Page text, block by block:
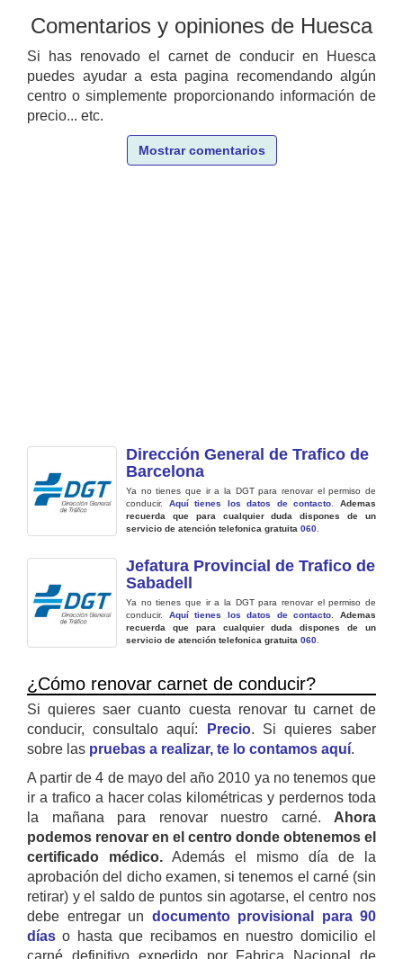
Comentarios y opiniones de Huesca
Si has renovado el carnet de conducir en Huesca
puedes ayudar a esta pagina recomendando algún
centro o simplemente proporcionando información de
precio... etc.
Mostrar comentarios
Dirección General de Trafico de
Barcelona
Ya no tienes que ir a la DGT para renovar el permiso de
conducir. Aquí tienes los datos de contacto .Ademas
recuerda que para cualquier duda dispones de un
servicio de atención telefonica gratuita 060
Jefatura Provincial de Trafico de
Sabadell
Ya no tienes que ir a la DGT para renovar el permiso de
conducir. Aquí tienes los datos de contacto .Ademas
recuerda que para cualquier duda dispones de un
servicio de atención telefonica gratuita 060
¿Cómo renovar carnet de conducir?
Si quieres saer cuanto cuesta renovar tu carnet de
conducir, consultalo aquí:
Precio. Si quieres saber
sobre las pruebas a realizar, te lo contamos aquí.
A partir de 4 de mayo del año 2010 ya no tenemos que
ir a trafico a hacer colas kilométricas y perdernos toda
la mañana para renovar nuestro carné. Ahora
podemos renovar en el centro donde obtenemos el
certificado médico. Además el mismo día de la
aprobación del dicho examen, si tenemos el carné (sin
retirar) y el saldo de puntos sin agotarse, el centro nos
debe entregar un documento provisional para 90
días o hasta que recibamos en nuestro domicilio el
carné definitivo expedido por Fabrica Nacional de